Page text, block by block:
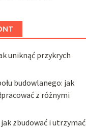
uniknąć przykrych
budowlanego: jak
z różnymi
zbudować i utrzymać